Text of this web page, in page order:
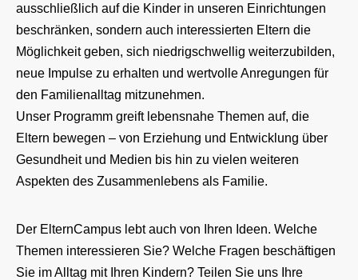
ausschließlich auf die Kinder in unseren Einrichtungen
beschränken, sondern auch interessierten Eltern die
Möglichkeit geben, sich niedrigschwellig weiterzubilden,
neue Impulse zu erhalten und wertvolle Anregungen für
den Familienalltag mitzunehmen.
Unser Programm greift lebensnahe Themen auf, die
Eltern bewegen – von Erziehung und Entwicklung über
Gesundheit und Medien bis hin zu vielen weiteren
Aspekten des Zusammenlebens als Familie.
Der ElternCampus lebt auch von Ihren Ideen. Welche
Themen interessieren Sie? Welche Fragen beschäftigen
Sie im Alltag mit Ihren Kindern? Teilen Sie uns Ihre